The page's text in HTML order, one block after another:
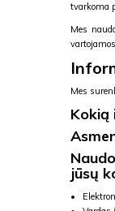
tvarkoma
Mes
Mes
Kokią
jūsų